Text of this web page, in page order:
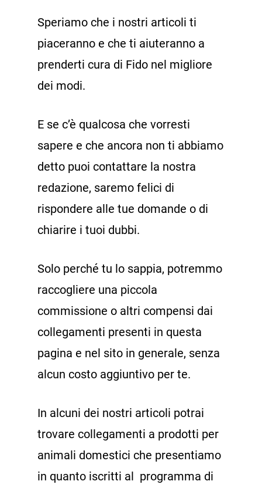
Speriamo che i nostri articoli ti
piaceranno e che ti aiuteranno a
prenderti cura di Fido nel migliore
dei modi.
E se c’è qualcosa che vorresti
sapere e che ancora non ti abbiamo
detto puoi contattare la nostra
redazione, saremo felici di
rispondere alle tue domande o di
chiarire i tuoi dubbi.
Solo perché tu lo sappia, potremmo
raccogliere una piccola
commissione o altri compensi dai
collegamenti presenti in questa
pagina e nel sito in generale, senza
alcun costo aggiuntivo per te.
In alcuni dei nostri articoli potrai
trovare collegamenti a prodotti per
animali domestici che presentiamo
in quanto iscritti al programma di